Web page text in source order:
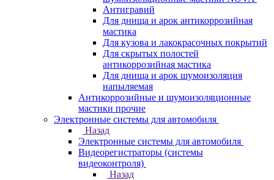
Антигравий
Для днища и арок антикоррозийная
мастика
Для кузова и лакокрасочных покрытий
Для скрытых полостей
антикоррозийная мастика
Для днища и арок шумоизоляция
напыляемая
Антикоррозийные и шумоизоляционные
мастики прочие
Электронные системы для автомобиля
Назад
Электронные системы для автомобиля
Видеорегистраторы (системы
видеоконтроля)
Назад